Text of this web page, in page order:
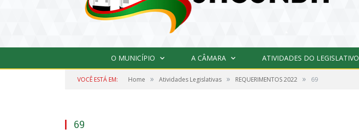
O MUNICÍPIO A CÂMARA ATIVIDADES DO LEGISLATIVO
VOCÊ ESTÁ EM: Home » Atividades Legislativas » REQUERIMENTOS 2022 » 69
69